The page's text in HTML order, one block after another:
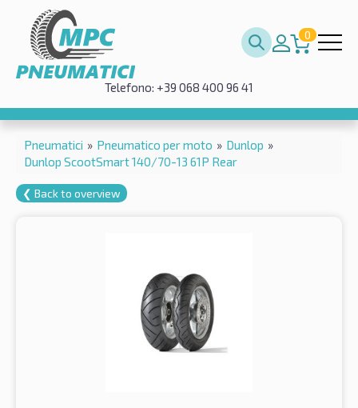
0
Telefono: +39 068 400 96 41
Pneumatici » Pneumatico per moto » Dunlop »
Dunlop ScootSmart 140/70-13 61P Rear
❮ Back to overview